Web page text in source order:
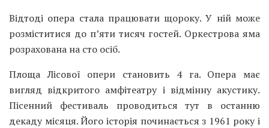
Відтоді опера стала працювати щороку. У ній може
розміститися до п’яти тисяч гостей. Оркестрова яма
розрахована на сто осіб.
Площа Лісової опери становить 4 га. Опера має
вигляд відкритого амфітеатру і відмінну акустику.
Пісенний фестиваль проводиться тут в останню
декаду місяця. Його історія починається з 1961 року і